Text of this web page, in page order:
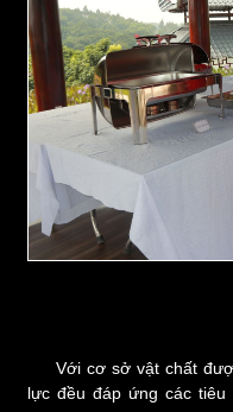
Với cơ sở vật chất
lực đều đáp ứng các tiêu